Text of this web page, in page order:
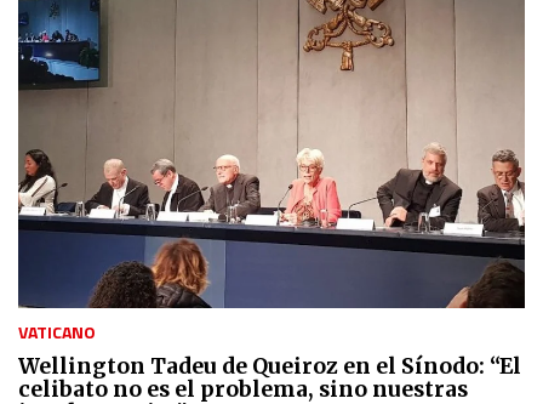
VATICANO
Wellington Tadeu de Queiroz en el Sínodo: “El
celibato no es el problema, sino nuestras